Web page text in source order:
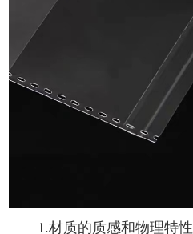
1.材质的质感和物理特性